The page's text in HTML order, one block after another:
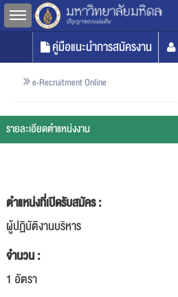
Toggle sidebar
คู่มือแนะนำการสมัครงาน
e-Recruitment Online
รายละเอียดตำแหน่งงาน
ตำแหน่งที่เปิดรับสมัคร :
ผู้ปฏิบัติงานบริหาร
จำนวน :
1 อัตรา